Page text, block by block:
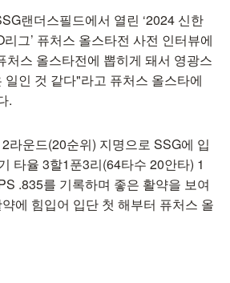
랜더스필드에서 열린 ‘2024 신한
그’ 퓨처스 올스타전 사전 인터뷰에
처스 올스타전에 뽑히게 돼서 영광스
일인 것 같다"라고 퓨처스 올스타에
.
라운드(20순위) 지명으로 SSG에 입
타율 3할1푼3리(64타수 20안타) 1
.835를 기록하며 좋은 활약을 보여
에 힘입어 입단 첫 해부터 퓨처스 올